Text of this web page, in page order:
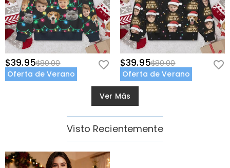
$39.95$80.00
Oferta de Verano
$39.95$80.00
Oferta de Verano
Ver Más
Visto Recientemente